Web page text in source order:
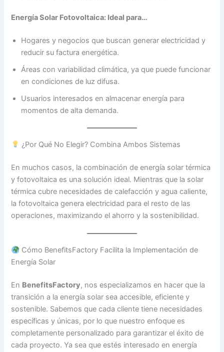
Energía Solar Fotovoltaica: Ideal para…
Hogares y negocios que buscan generar electricidad y
reducir su factura energética.
Áreas con variabilidad climática, ya que puede funcionar
en condiciones de luz difusa.
Usuarios interesados en almacenar energía para
momentos de alta demanda.
¿Por Qué No Elegir? Combina Ambos Sistemas
En muchos casos, la combinación de energía solar térmica
y fotovoltaica es una solución ideal. Mientras que la solar
térmica cubre necesidades de calefacción y agua caliente,
la fotovoltaica genera electricidad para el resto de las
operaciones, maximizando el ahorro y la sostenibilidad.
Cómo BenefitsFactory Facilita la Implementación de
Energía Solar
En BenefitsFactory, nos especializamos en hacer que la
transición a la energía solar sea accesible, eficiente y
sostenible. Sabemos que cada cliente tiene necesidades
específicas y únicas, por lo que nuestro enfoque es
completamente personalizado para garantizar el éxito de
cada proyecto. Ya sea que estés interesado en energía